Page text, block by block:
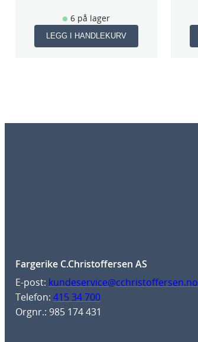
6 på lager
LEGG I HANDLEKURV
Fargerike C.Christoffersen AS
E-post: kundeservice@cchristoffersen.no
Telefon: 415 34 700
Orgnr.: 985 174 431